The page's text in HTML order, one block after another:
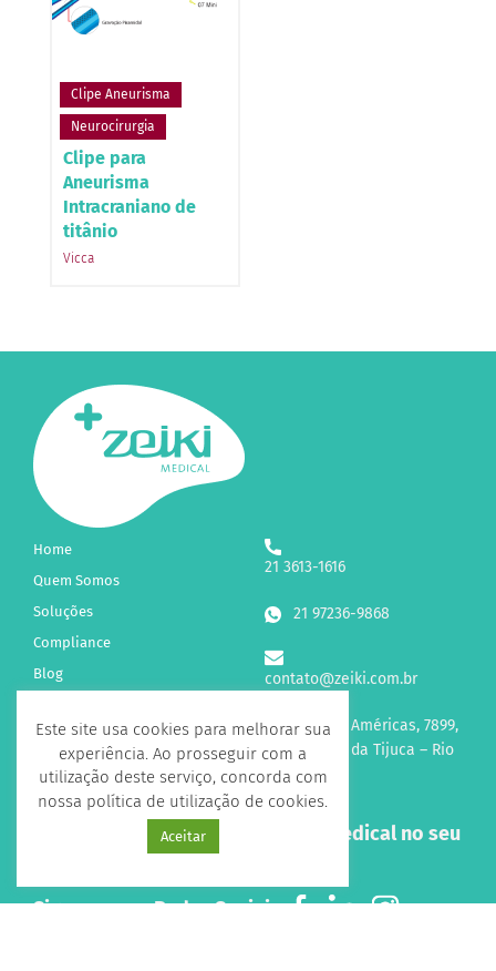
Clipe Aneurisma
Neurocirurgia
Clipe para
Aneurisma
Intracraniano de
titânio
Vicca
Home
Quem Somos
Soluções
Compliance
Blog
21 3613-1616
21 97236-9868
contato@zeiki.com.br
Av. das Américas, 7899,
sl 315 Barra da Tijuca – Rio
de Janeiro
Receba novidades sobre a Zeiki Medical no seu
Siga-nos nas Redes Sociais
Este site usa cookies para melhorar sua
experiência. Ao prosseguir com a
utilização deste serviço, concorda com
nossa política de utilização de cookies.
Aceitar